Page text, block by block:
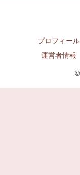
プロフィール
運営者情報